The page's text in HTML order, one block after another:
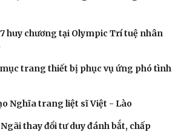
bệnh nhân ung thư và người